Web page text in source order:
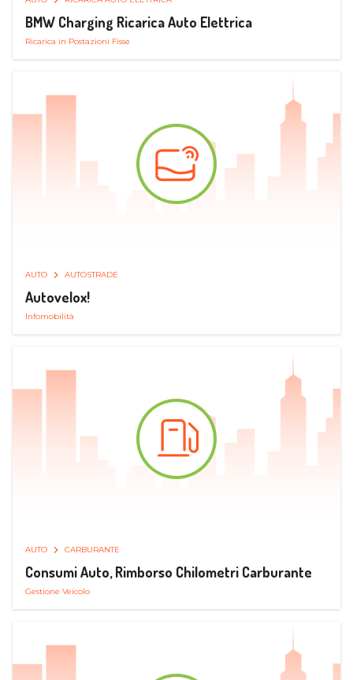
BMW Charging Ricarica Auto Elettrica
Ricarica in Postazioni Fisse
AUTO AUTOSTRADE
Autovelox!
Infomobilità
AUTO CARBURANTE
Consumi Auto, Rimborso Chilometri Carburante
Gestione Veicolo